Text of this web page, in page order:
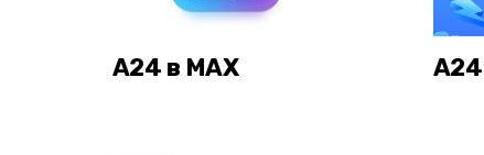
А24 в MAX А24